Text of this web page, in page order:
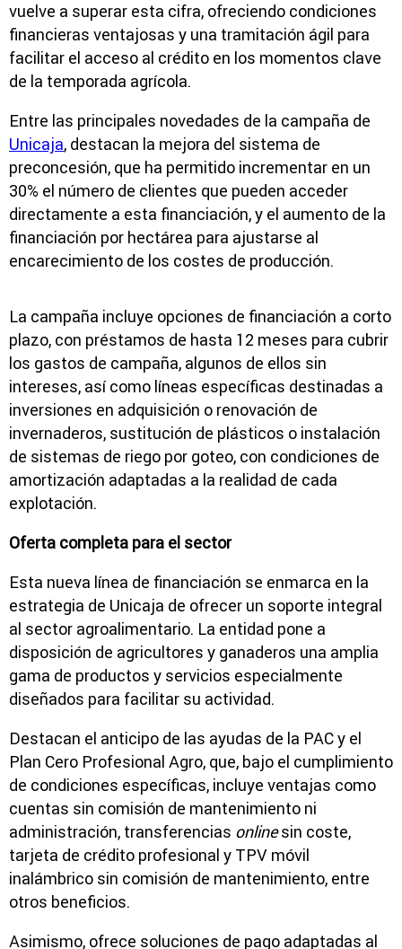
vuelve a superar esta cifra, ofreciendo condiciones
financieras ventajosas y una tramitación ágil para
facilitar el acceso al crédito en los momentos clave
de la temporada agrícola.
Entre las principales novedades de la campaña de
Unicaja, destacan la mejora del sistema de
preconcesión, que ha permitido incrementar en un
30% el número de clientes que pueden acceder
directamente a esta financiación, y el aumento de la
financiación por hectárea para ajustarse al
encarecimiento de los costes de producción.
La campaña incluye opciones de financiación a corto
plazo, con préstamos de hasta 12 meses para cubrir
los gastos de campaña, algunos de ellos sin
intereses, así como líneas específicas destinadas a
inversiones en adquisición o renovación de
invernaderos, sustitución de plásticos o instalación
de sistemas de riego por goteo, con condiciones de
amortización adaptadas a la realidad de cada
explotación.
Oferta completa para el sector
Esta nueva línea de financiación se enmarca en la
estrategia de Unicaja de ofrecer un soporte integral
al sector agroalimentario. La entidad pone a
disposición de agricultores y ganaderos una amplia
gama de productos y servicios especialmente
diseñados para facilitar su actividad.
Destacan el anticipo de las ayudas de la PAC y el
Plan Cero Profesional Agro, que, bajo el cumplimiento
de condiciones específicas, incluye ventajas como
cuentas sin comisión de mantenimiento ni
administración, transferencias onlinesin coste,
tarjeta de crédito profesional y TPV móvil
inalámbrico sin comisión de mantenimiento, entre
otros beneficios.
Asimismo, ofrece soluciones de pago adaptadas al